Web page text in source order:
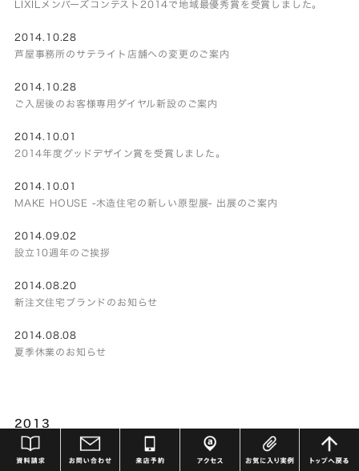
LIXILメンバーズコンテスト2014で地域最優秀賞を受賞しました。
2014.10.28
芦屋事務所のサテライト店舗への変更のご案内
2014.10.28
ご入居後のお客様専用ダイヤル新設のご案内
2014.10.01
2014年度グッドデザイン賞を受賞しました。
2014.10.01
MAKE HOUSE -木造住宅の新しい原型展- 出展のご案内
2014.09.02
設立10週年のご挨拶
2014.08.20
新注文住宅ブランドのお知らせ
2014.08.08
夏季休業のお知らせ
2013
2013.12.05